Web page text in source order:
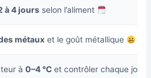
à 4 jours selon l’aliment
métaux et le goût métallique
à0–4 °C et contrôler chaque jour